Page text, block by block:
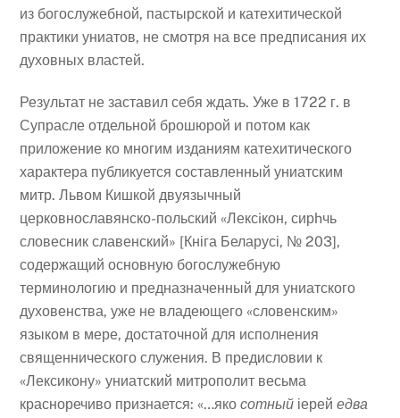
из богослужебной, пастырской и катехитической
практики униатов, не смотря на все предписания их
духовных властей.
Результат не заставил себя ждать. Уже в 1722 г. в
Супрасле отдельной брошюрой и потом как
приложение ко многим изданиям катехитического
характера публикуется составленный униатским
митр. Львом Кишкой двуязычный
церковнославянско-польский «Лексiкон, сирhчь
словесник славенский» [Кніга Беларусі, № 203],
содержащий основную богослужебную
терминологию и предназначенный для униатского
духовенства, уже не владеющего «словенским»
языком в мере, достаточной для исполнения
священнического служения. В предисловии к
«Лексикону» униатский митрополит весьма
красноречиво признается: «…якосотный іерейедва